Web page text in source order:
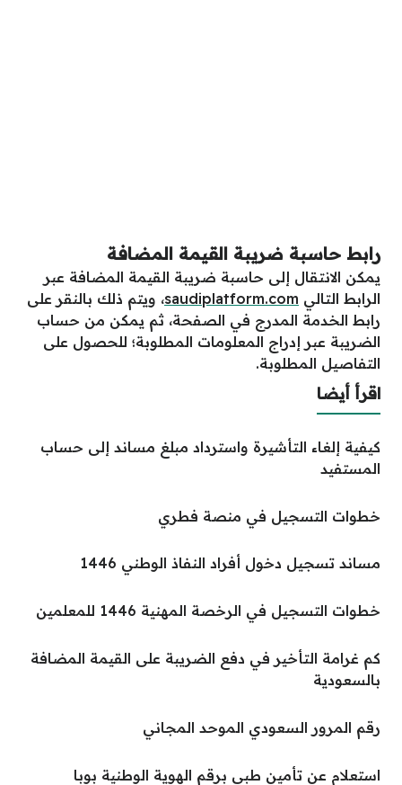
رابط حاسبة ضريبة القيمة المضافة
يمكن الانتقال إلى حاسبة ضريبة القيمة المضافة عبر
الرابط التالي saudiplatform.com، ويتم ذلك بالنقر على
رابط الخدمة المدرج في الصفحة، ثم يمكن من حساب
الضريبة عبر إدراج المعلومات المطلوبة؛ للحصول على
التفاصيل المطلوبة.
اقرأ أيضا
كيفية إلغاء التأشيرة واسترداد مبلغ مساند إلى حساب
المستفيد
خطوات التسجيل في منصة فطري
مساند تسجيل دخول أفراد النفاذ الوطني 1446
خطوات التسجيل في الرخصة المهنية 1446 للمعلمين
كم غرامة التأخير في دفع الضريبة على القيمة المضافة
بالسعودية
رقم المرور السعودي الموحد المجاني
استعلام عن تأمين طبي برقم الهوية الوطنية بوبا